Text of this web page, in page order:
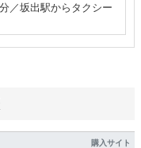
／坂出駅からタクシー
購入サイト